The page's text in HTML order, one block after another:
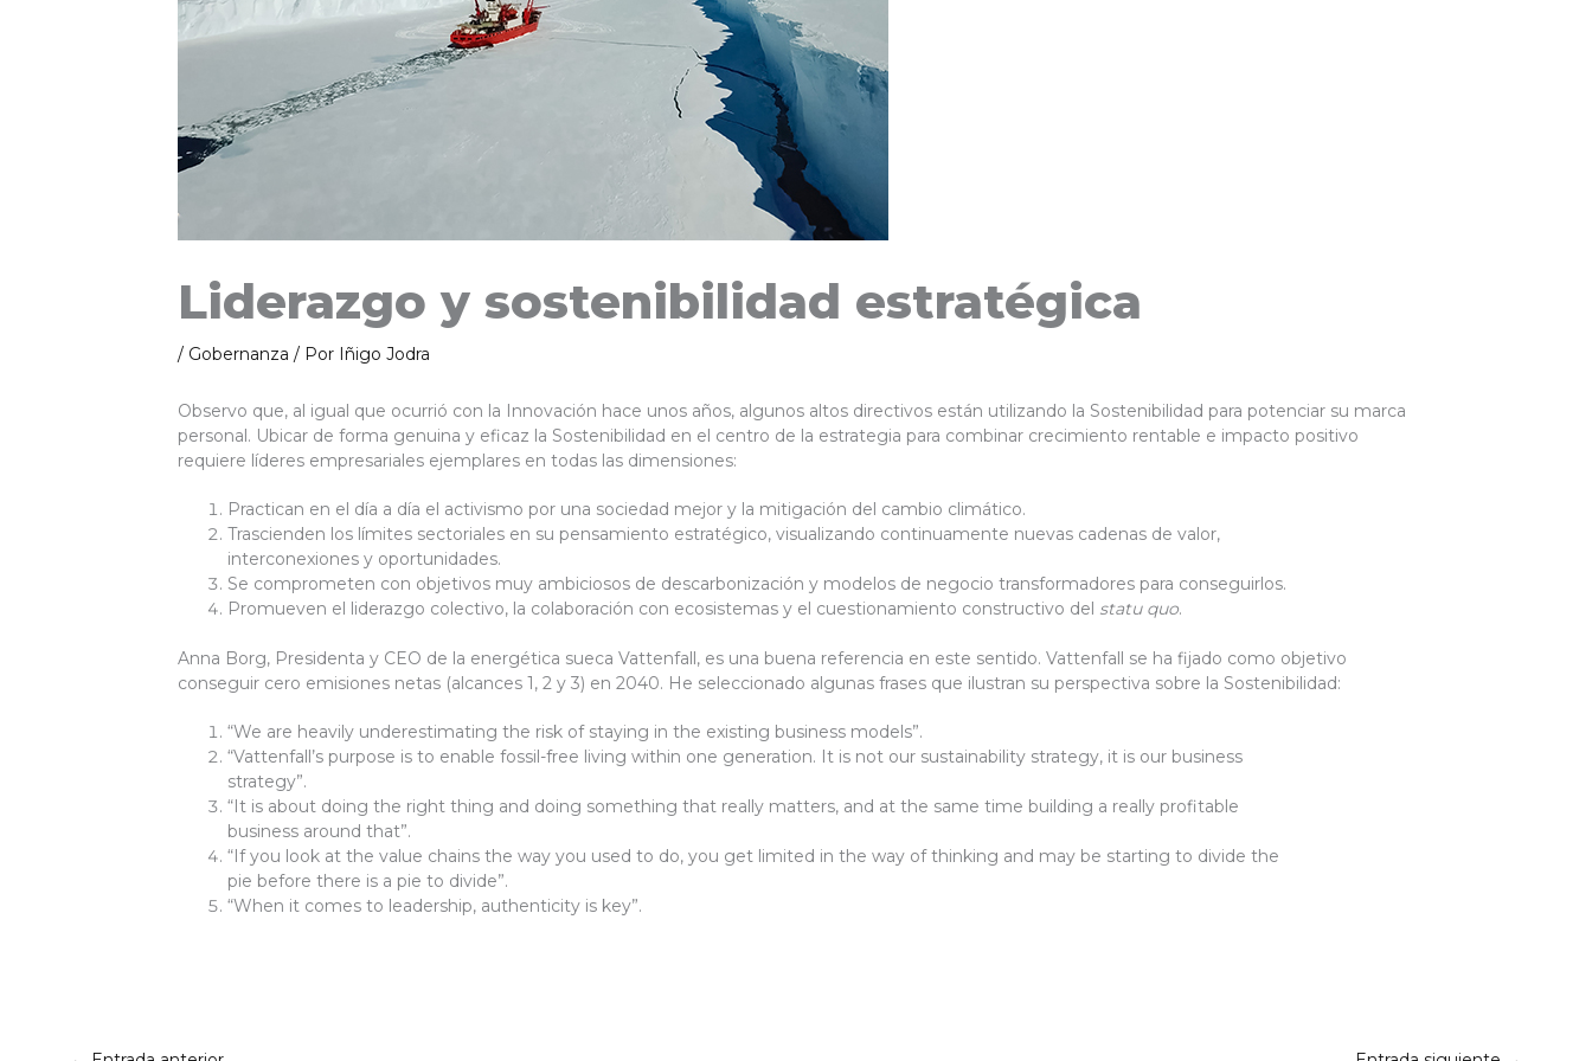
Liderazgo y sostenibilidad estratégica
/ Gobernanza / Por Iñigo Jodra
Observo que, al igual que ocurrió con la Innovación hace unos años, algunos altos directivos están utilizando la Sostenibilidad para potenciar su marca
personal. Ubicar de forma genuina y eficaz la Sostenibilidad en el centro de la estrategia para combinar crecimiento rentable e impacto positivo
requiere líderes empresariales ejemplares en todas las dimensiones:
Practican en el día a día el activismo por una sociedad mejor y la mitigación del cambio climático.
Trascienden los límites sectoriales en su pensamiento estratégico, visualizando continuamente nuevas cadenas de valor,
interconexiones y oportunidades.
Se comprometen con objetivos muy ambiciosos de descarbonización y modelos de negocio transformadores para conseguirlos.
Promueven el liderazgo colectivo, la colaboración con ecosistemas y el cuestionamiento constructivo del statu quo.
Anna Borg, Presidenta y CEO de la energética sueca Vattenfall, es una buena referencia en este sentido. Vattenfall se ha fijado como objetivo
conseguir cero emisiones netas (alcances 1, 2 y 3) en 2040. He seleccionado algunas frases que ilustran su perspectiva sobre la Sostenibilidad:
“We are heavily underestimating the risk of staying in the existing business models”.
“Vattenfall’s purpose is to enable fossil-free living within one generation. It is not our sustainability strategy, it is our business
strategy”.
“It is about doing the right thing and doing something that really matters, and at the same time building a really profitable
business around that”.
“If you look at the value chains the way you used to do, you get limited in the way of thinking and may be starting to divide the
pie before there is a pie to divide”.
“When it comes to leadership, authenticity is key”.